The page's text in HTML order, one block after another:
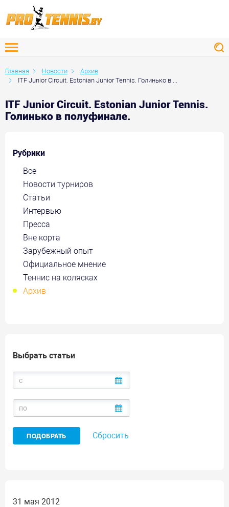
Главная Новости
Архив
ITF Junior Circuit. Estonian Junior Tennis. Голинько в ...
ITF Junior Circuit. Estonian Junior Tennis.
Голинько в полуфинале.
Рубрики
Все
Новости турниров
Статьи
Интервью
Пресса
Вне корта
Зарубежный опыт
Официальное мнение
Теннис на колясках
Архив
Выбрать статьи
Сбросить
31 мая 2012